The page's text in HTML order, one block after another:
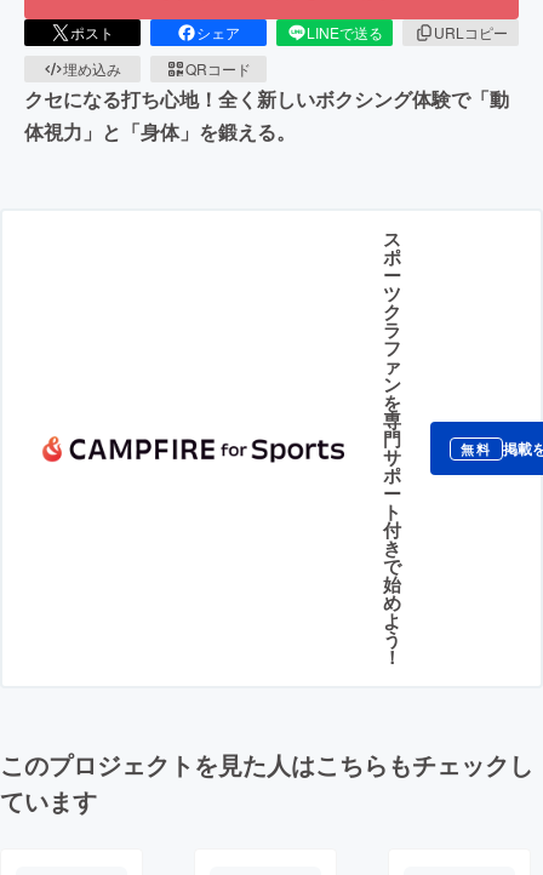
ポスト シェア LINEで送る
URLコピー
埋め込み
QRコード
クセになる打ち心地！全く新しいボクシング体験で「動
体視力」と「身体」を鍛える。
ス
ポ
ー
ツ
ク
ラ
フ
ァ
ン
を
専
門
サ
ポ
ー
ト
付
き
で
始
め
よ
う
！
無料 掲載
このプロジェクトを見た人はこちらもチェックし
ています